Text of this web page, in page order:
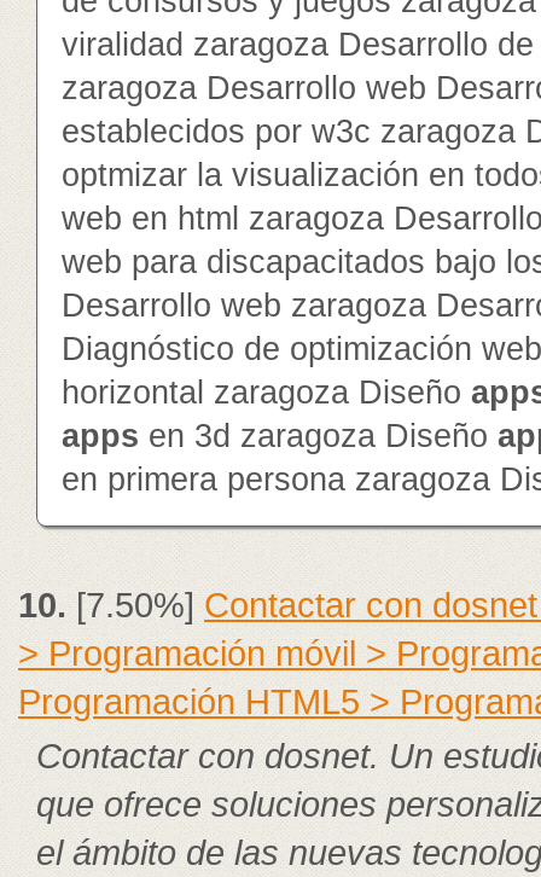
viralidad zaragoza Desarrollo
zaragoza Desarrollo web
establecidos por w3c zaragoza
optmizar la visualización en
web en html zaragoza
web para discapacitados bajo
Desarrollo web zaragoza
Diagnóstico de optimización
horizontal zaragoza Diseño app
apps en 3d zaragoza Diseño
en primera persona zaragoza
10.[7.50%]Contactar con
> Programación móvil >
Programación HTML5 >
Contactar con dosnet. Un
que ofrece soluciones
el ámbito de las nuevas